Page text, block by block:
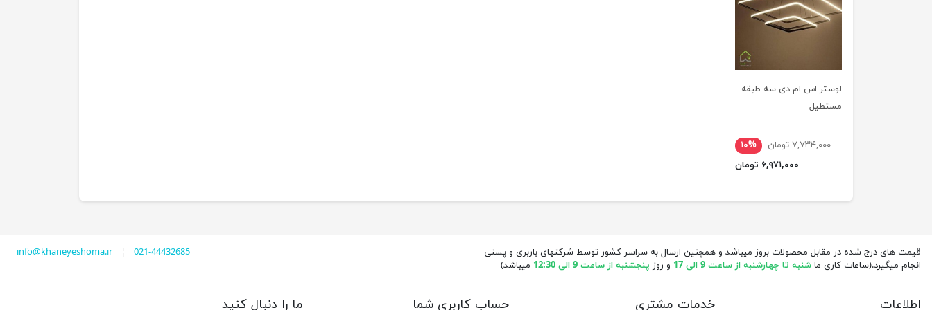
لوستر اس ام دی سه طبقه
مستطیل
۷,۷۳۴,۰۰۰ تومان
۱۰%
۶,۹۷۱,۰۰۰ تومان
قیمت های درج شده در مقابل محصولات بروز میباشد و همچنین ارسال به سراسر کشور توسط شرکتهای باربری و پستی
انجام میگیرد.(ساعات کاری ما شنبه تا چهارشنبه از ساعت 9 الی 17 و روز پنجشنبه از ساعت 9 الی 12:30 میباشد)
info@khaneyeshoma.ir¦ 021-44432685
اطلاعات خدمات مشتری حساب کاربری شما ما را دنبال کنید